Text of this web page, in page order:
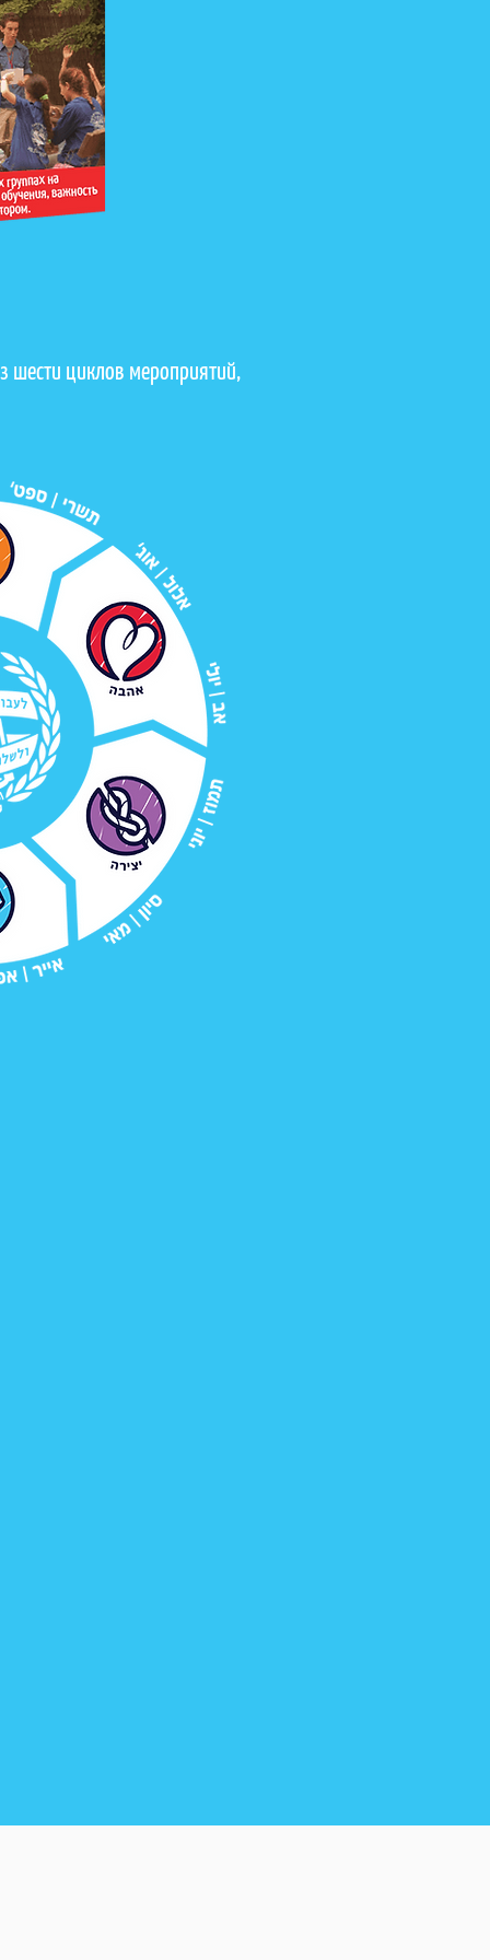
шести циклов мероприятий,